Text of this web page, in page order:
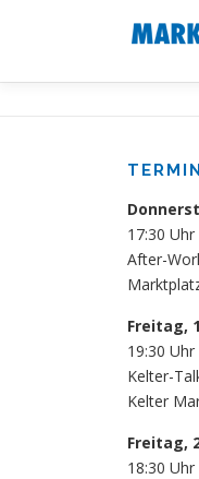
17:30 Uhr
After-
Freitag,
19:30 Uhr
Kelter-
Kelter
Freitag,
18:30 Uhr